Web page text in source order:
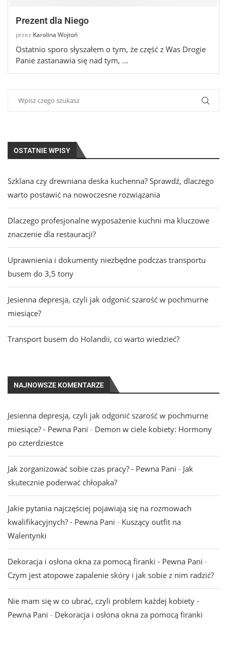
Prezent dla Niego
przez Karolina Wojtoń
Ostatnio sporo słyszałem o tym, że część z Was Drogie
Panie zastanawia się nad tym, …
OSTATNIE WPISY
Szklana czy drewniana deska kuchenna? Sprawdź, dlaczego
warto postawić na nowoczesne rozwiązania
Dlaczego profesjonalne wyposażenie kuchni ma kluczowe
znaczenie dla restauracji?
Uprawnienia i dokumenty niezbędne podczas transportu
busem do 3,5 tony
Jesienna depresja, czyli jak odgonić szarość w pochmurne
miesiące?
Transport busem do Holandii, co warto wiedzieć?
NAJNOWSZE KOMENTARZE
Jesienna depresja, czyli jak odgonić szarość w pochmurne
miesiące? - Pewna Pani - Demon w ciele kobiety: Hormony
po czterdziestce
Jak zorganizować sobie czas pracy? - Pewna Pani - Jak
skutecznie poderwać chłopaka?
Jakie pytania najczęściej pojawiają się na rozmowach
kwalifikacyjnych? - Pewna Pani - Kuszący outfit na
Walentynki
Dekoracja i osłona okna za pomocą firanki - Pewna Pani -
Czym jest atopowe zapalenie skóry i jak sobie z nim radzić?
Nie mam się w co ubrać, czyli problem każdej kobiety -
Pewna Pani - Dekoracja i osłona okna za pomocą firanki